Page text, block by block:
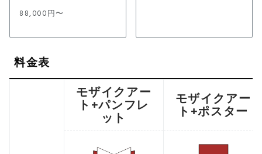
88,000円〜
料金表
モザイクアー
ト+パンフレ
ット
モザイクアー
ト+ポスター